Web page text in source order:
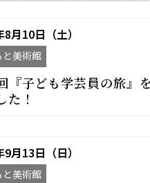
月10日（土）
と美術館
『子ども学芸員の旅』
た！
月13日（日）
と美術館